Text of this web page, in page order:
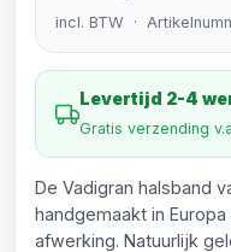
incl. BTW ·
Levertijd 2-4
Gratis verzending
De Vadigran halsband
handgemaakt in
afwerking. Natuurlijk